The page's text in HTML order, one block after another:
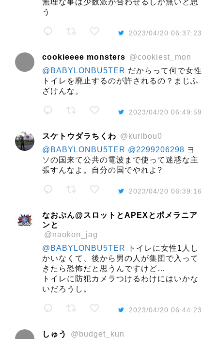
無理な事は少数派が合わせるしか無いと思
う
2023/04/20 06:37:23
cookieeee monsters @cookiest_mon
@BABYLONBU5TER だからって何で女性
トイレを廃止するのが許されるの？まじふ
ざけんな。
2023/04/20 06:49:59
スケトウダラちくわ @kuribou0
@BABYLONBU5TER @2299206298 ヨ
ソの国来て公共の電波まで使って迷惑な主
張すんなよ。自分の国でやれよ?
2023/04/20 06:39:16
なおぷん@スロットとAPEXとポメラニア
ンと
@naokon_jag
@BABYLONBU5TER
トイレに女性1人し
かいなくて、後から男の人が集団で入って
きたら恐怖だと思うんですけど…
トイレに防犯カメラつけるわけにはいかな
いだろうし。
2023/04/20 06:44:23
しゅう
@budget_kun